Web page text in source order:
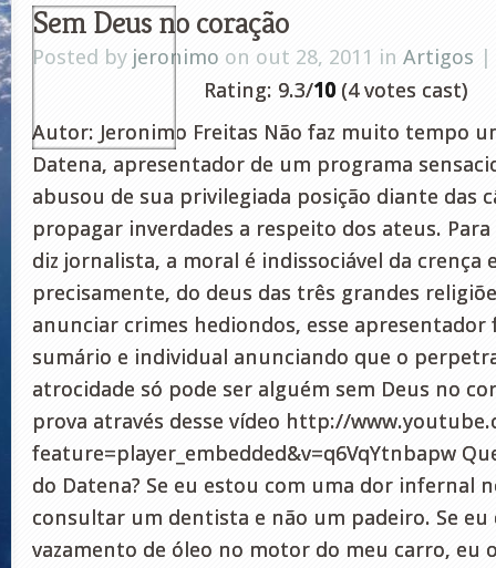
Sem Deus no coração
Posted by jeronimo on out 28, 2011 in Artigos |
Rating: 9.3/10 (4 votes cast)
Autor: Jeronimo Freitas Não faz muito tempo
Datena, apresentador de um programa
abusou de sua privilegiada posição diante das
propagar inverdades a respeito dos ateus.
diz jornalista, a moral é indissociável da crença
precisamente, do deus das três grandes
anunciar crimes hediondos, esse apresentador
sumário e individual anunciando que o
atrocidade só pode ser alguém sem Deus no
prova através desse vídeo http://
feature=player_embedded&v=q6VqYtnbapw
do Datena? Se eu estou com uma dor infernal
consultar um dentista e não um padeiro. Se
vazamento de óleo no motor do meu carro, eu